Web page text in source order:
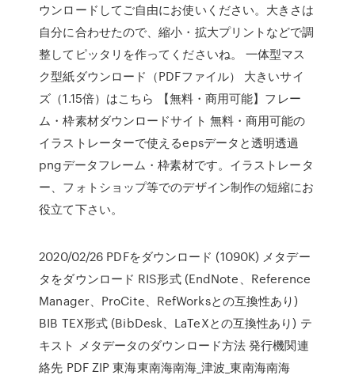
ウンロードしてご自由にお使いください。大きさは
自分に合わせたので、縮小・拡大プリントなどで調
整してピッタリを作ってくださいね。 一体型マス
ク型紙ダウンロード（PDFファイル） 大きいサイ
ズ（1.15倍）はこちら 【無料・商用可能】フレー
ム・枠素材ダウンロードサイト 無料・商用可能の
イラストレーターで使えるepsデータと透明透過
pngデータフレーム・枠素材です。イラストレータ
ー、フォトショップ等でのデザイン制作の短縮にお
役立て下さい。
2020/02/26 PDFをダウンロード (1090K) メタデー
タをダウンロード RIS形式 (EndNote、Reference
Manager、ProCite、RefWorksとの互換性あり)
BIB TEX形式 (BibDesk、LaTeXとの互換性あり) テ
キスト メタデータのダウンロード方法 発行機関連
絡先 PDF ZIP 東海東南海南海_津波_東南海南海